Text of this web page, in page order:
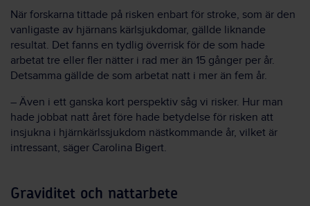
När forskarna tittade på risken enbart för stroke, som är den
vanligaste av hjärnans kärlsjukdomar, gällde liknande
resultat. Det fanns en tydlig överrisk för de som hade
arbetat tre eller fler nätter i rad mer än 15 gånger per år.
Detsamma gällde de som arbetat natt i mer än fem år.
– Även i ett ganska kort perspektiv såg vi risker. Hur man
hade jobbat natt året före hade betydelse för risken att
insjukna i hjärnkärlssjukdom nästkommande år, vilket är
intressant, säger Carolina Bigert.
Graviditet och nattarbete